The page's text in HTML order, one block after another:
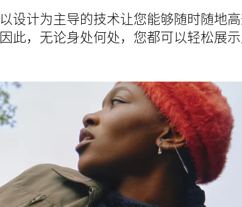
以设计为主导的技术让您能够随时随地高
因此，无论身处何处，您都可以轻松展示